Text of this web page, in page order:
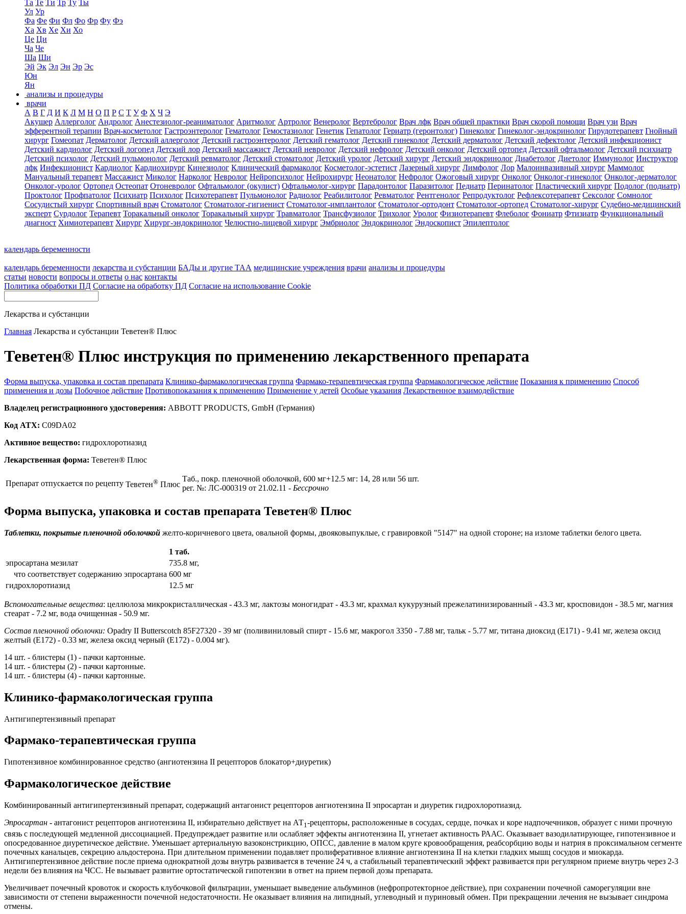
Та Те Ти Тр Ту Ты
Ул Ур
Фа Фе Фи Фл Фо Фр Фу Фэ
Ха Хв Хе Хи Хо
Це Ци
Ча Че
Ша Ши
Эй Эк Эл Эн Эр Эс
Юн
Ян
анализы и процедуры
врачи
А В Г Д И К Л М Н О П Р С Т У Ф Х Ч Э
Акушер Аллерголог Андролог Анестезиолог-реаниматолог Аритмолог Артролог Венеролог Вертебролог Врач лфк Врач общей практики Врач скорой помощи Врач узи Врач
эфферентной терапии Врач-косметолог Гастроэнтеролог Гематолог Гемостазиолог Генетик Гепатолог Гериатр (геронтолог) Гинеколог Гинеколог-эндокринолог Гирудотерапевт Гнойный
хирург Гомеопат Дерматолог Детский аллерголог Детский гастроэнтеролог Детский гематолог Детский гинеколог Детский дерматолог Детский дефектолог Детский инфекционист
Детский кардиолог Детский логопед Детский лор Детский массажист Детский невролог Детский нефролог Детский онколог Детский ортопед Детский офтальмолог Детский психиатр
Детский психолог Детский пульмонолог Детский ревматолог Детский стоматолог Детский уролог Детский хирург Детский эндокринолог Диабетолог Диетолог Иммунолог Инструктор
лфк Инфекционист Кардиолог Кардиохирург Кинезиолог Клинический фармаколог Косметолог-эстетист Лазерный хирург Лимфолог Лор Малоинвазивный хирург Маммолог
Мануальный терапевт Массажист Миколог Нарколог Невролог Нейропсихолог Нейрохирург Неонатолог Нефролог Ожоговый хирург Онколог Онколог-гинеколог Онколог-дерматолог
Онколог-уролог Ортопед Остеопат Отоневролог Офтальмолог (окулист) Офтальмолог-хирург Парадонтолог Паразитолог Педиатр Перинатолог Пластический хирург Подолог (подиатр)
Проктолог Профпатолог Психиатр Психолог Психотерапевт Пульмонолог Радиолог Реабилитолог Ревматолог Рентгенолог Репродуктолог Рефлексотерапевт Сексолог Сомнолог
Сосудистый хирург Спортивный врач Стоматолог Стоматолог-гигиенист Стоматолог-имплантолог Стоматолог-ортодонт Стоматолог-ортопед Стоматолог-хирург Судебно-медицинский
эксперт Сурдолог Терапевт Торакальный онколог Торакальный хирург Травматолог Трансфузиолог Трихолог Уролог Физиотерапевт Флеболог Фониатр Фтизиатр Функциональный
диагност Химиотерапевт Хирург Хирург-эндокринолог Челюстно-лицевой хирург Эмбриолог Эндокринолог Эндоскопист Эпилептолог
календарь беременности
календарь беременности лекарства и субстанции БАДы и другие ТАА медицинские учреждения врачи анализы и процедуры
статьи новости вопросы и ответы о нас контакты
Политика обработки ПД Согласие на обработку ПД Согласие на использование Cookie
Лекарства и субстанции
Главная Лекарства и субстанции Теветен® Плюс
Теветен® Плюс инструкция по применению лекарственного препарата
Форма выпуска, упаковка и состав препарата Клинико-фармакологическая группа Фармако-терапевтическая группа Фармакологическое действие Показания к применению Способ
применения и дозы Побочное действие Противопоказания к применению Применение у детей Особые указания Лекарственное взаимодействие
Владелец регистрационного удостоверения: ABBOTT PRODUCTS, GmbH (Германия)
Код ATX: C09DA02
Активное вещество: гидрохлоротиазид
Лекарственная форма: Теветен® Плюс
Препарат отпускается по рецепту Теветен® Плюс
Таб., покр. пленочной оболочкой, 600 мг+12.5 мг: 14, 28 или 56 шт.
рег. №: ЛС-000319 от 21.02.11 - Бессрочно
Форма выпуска, упаковка и состав препарата Теветен® Плюс
Таблетки, покрытые пленочной оболочкой желто-коричневого цвета, овальной формы, двояковыпуклые, с гравировкой "5147" на одной стороне; на изломе таблетки белого цвета.
1 таб.
эпросартана мезилат
735.8 мг,
что соответствует содержанию эпросартана 600 мг
гидрохлоротиазид
12.5 мг
Вспомогательные вещества: целлюлоза микрокристаллическая - 43.3 мг, лактозы моногидрат - 43.3 мг, крахмал кукурузный прежелатинизированный - 43.3 мг, кросповидон - 38.5 мг, магния
стеарат - 7.2 мг, вода очищенная - 50.9 мг.
Состав пленочной оболочки: Opadry II Butterscotch 85F27320 - 39 мг (поливиниловый спирт - 15.6 мг, макрогол 3350 - 7.88 мг, тальк - 5.77 мг, титана диоксид (Е171) - 9.41 мг, железа оксид
желтый (Е172) - 0.33 мг, железа оксид черный (Е172) - 0.004 мг).
14 шт. - блистеры (1) - пачки картонные.
14 шт. - блистеры (2) - пачки картонные.
14 шт. - блистеры (4) - пачки картонные.
Клинико-фармакологическая группа
Антигипертензивный препарат
Фармако-терапевтическая группа
Гипотензивное комбинированное средство (ангиотензина II рецепторов блокатор+диуретик)
Фармакологическое действие
Комбинированный антигипертензивный препарат, содержащий антагонист рецепторов ангиотензина II эпросартан и диуретик гидрохлоротиазид.
Эпросартан - антагонист рецепторов ангиотензина II, избирательно действует на АТ1-рецепторы, расположенные в сосудах, сердце, почках и коре надпочечников, образует с ними прочную
связь с последующей медленной диссоциацией. Предупреждает развитие или ослабляет эффекты ангиотензина II, угнетает активность РААС. Оказывает вазодилатирующее, гипотензивное и
опосредованное диуретическое действие. Уменьшает артериальную вазоконстрикцию, ОПСС, давление в малом круге кровообращения, реабсорбцию воды и натрия в проксимальном сегменте
почечных канальцев, секрецию альдостерона. При длительном применении подавляет пролиферативное влияние ангиотензина II на клетки гладких мышц сосудов и миокарда.
Антигипертензивное действие после приема однократной дозы внутрь развивается в течение 24 ч, а стабильный терапевтический эффект развивается при регулярном приеме внутрь через 2-3
недели без влияния на ЧСС. Не вызывает развитие ортостатической гипотензии в ответ на прием первой дозы препарата.
Увеличивает почечный кровоток и скорость клубочковой фильтрации, уменьшает выведение альбуминов (нефропротекторное действие), при сохранении почечной саморегуляции вне
зависимости от степени выраженности почечной недостаточности. Не оказывает влияния на липидный, углеводный и пуриновый обмен. При прекращении лечения не вызывает синдрома
отмены.